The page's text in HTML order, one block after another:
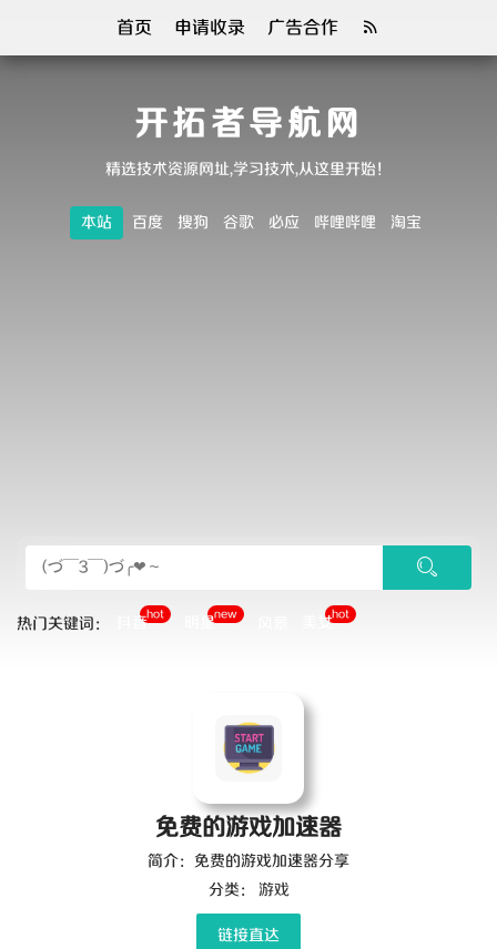
首页 申请收录 广告合作
开拓者导航网
精选技术资源网址,学习技术,从这里开始！
本站 百度 搜狗 谷歌 必应 哔哩哔哩 淘宝
热门关键词： 抖音hot 明星new 美女hot
免费的游戏加速器
简介：免费的游戏加速器分享
分类： 游戏
链接直达